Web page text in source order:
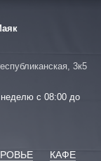
3к5
с 08:00 до
КАФЕ